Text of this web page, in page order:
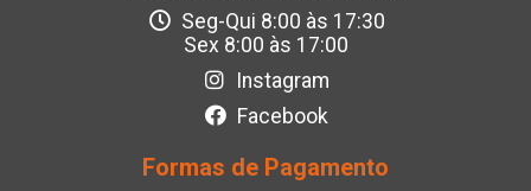
Seg-Qui 8:00 às 17:30
Sex 8:00 às 17:00
Instagram
Facebook
Formas de Pagamento